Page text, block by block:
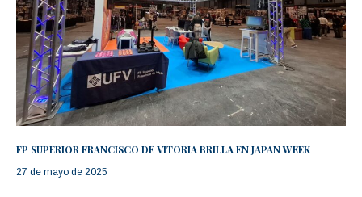
FP SUPERIOR FRANCISCO DE VITORIA BRILLA EN JAPAN WEEK
27 de mayo de 2025